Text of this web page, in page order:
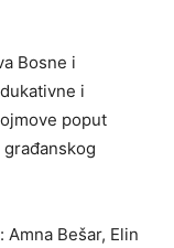
Bosne i
i
poput
Bešar, Elin